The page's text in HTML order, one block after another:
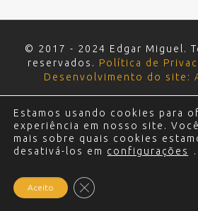
© 2017 - 2024 Edgar Miguel.
reservados. Política de
Desenvolvimento do site:
Estamos usando cookies para
experiência em nosso site.
mais sobre quais cookies
desativá-los em configurações .
Aceito Close GDPR Cookie Banner